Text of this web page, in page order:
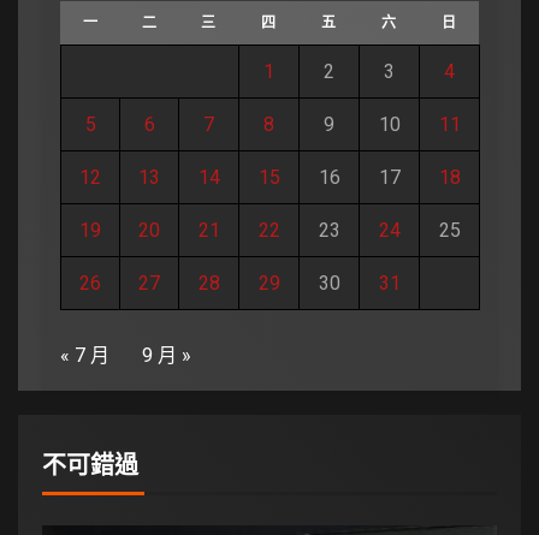
一 二 三 四 五 六 日
1 2 3 4
5 6 7 8 9 10 11
12 13 14 15 16 17 18
19 20 21 22 23 24 25
26 27 28 29 30 31
« 7 月 9 月 »
不可錯過